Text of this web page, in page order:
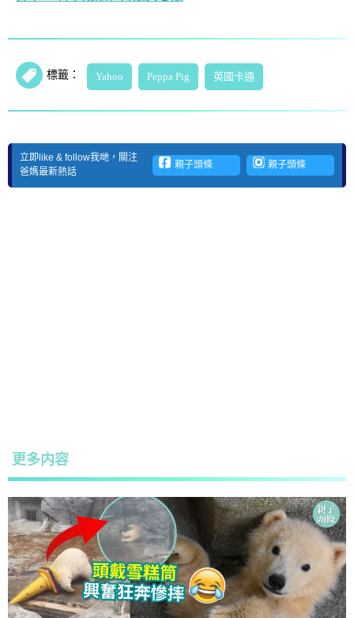
標籤： Yahoo Peppa Pig 英國卡通
立即like & follow我哋，關注
爸媽最新熱話
親子頭條 親子頭條
更多内容